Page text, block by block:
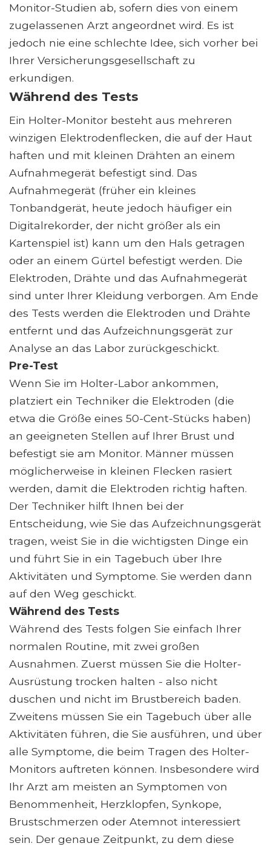
Monitor-Studien ab, sofern dies von einem
zugelassenen Arzt angeordnet wird. Es ist
jedoch nie eine schlechte Idee, sich vorher bei
Ihrer Versicherungsgesellschaft zu
erkundigen.
Während des Tests
Ein Holter-Monitor besteht aus mehreren
winzigen Elektrodenflecken, die auf der Haut
haften und mit kleinen Drähten an einem
Aufnahmegerät befestigt sind. Das
Aufnahmegerät (früher ein kleines
Tonbandgerät, heute jedoch häufiger ein
Digitalrekorder, der nicht größer als ein
Kartenspiel ist) kann um den Hals getragen
oder an einem Gürtel befestigt werden. Die
Elektroden, Drähte und das Aufnahmegerät
sind unter Ihrer Kleidung verborgen. Am Ende
des Tests werden die Elektroden und Drähte
entfernt und das Aufzeichnungsgerät zur
Analyse an das Labor zurückgeschickt.
Pre-Test
Wenn Sie im Holter-Labor ankommen,
platziert ein Techniker die Elektroden (die
etwa die Größe eines 50-Cent-Stücks haben)
an geeigneten Stellen auf Ihrer Brust und
befestigt sie am Monitor. Männer müssen
möglicherweise in kleinen Flecken rasiert
werden, damit die Elektroden richtig haften.
Der Techniker hilft Ihnen bei der
Entscheidung, wie Sie das Aufzeichnungsgerät
tragen, weist Sie in die wichtigsten Dinge ein
und führt Sie in ein Tagebuch über Ihre
Aktivitäten und Symptome. Sie werden dann
auf den Weg geschickt.
Während des Tests
Während des Tests folgen Sie einfach Ihrer
normalen Routine, mit zwei großen
Ausnahmen. Zuerst müssen Sie die Holter-
Ausrüstung trocken halten - also nicht
duschen und nicht im Brustbereich baden.
Zweitens müssen Sie ein Tagebuch über alle
Aktivitäten führen, die Sie ausführen, und über
alle Symptome, die beim Tragen des Holter-
Monitors auftreten können. Insbesondere wird
Ihr Arzt am meisten an Symptomen von
Benommenheit, Herzklopfen, Synkope,
Brustschmerzen oder Atemnot interessiert
sein. Der genaue Zeitpunkt, zu dem diese